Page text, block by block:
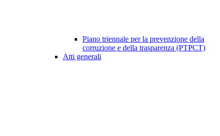
Piano triennale per la prevenzione della
corruzione e della trasparenza (PTPCT)
Atti generali